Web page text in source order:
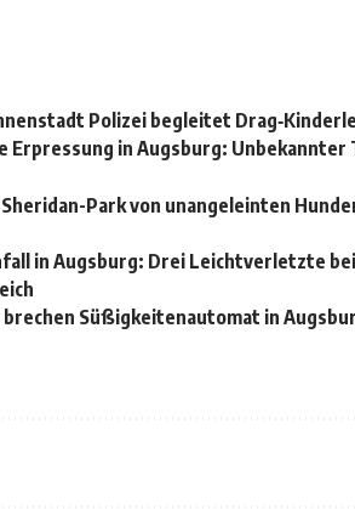
Polizei begleitet
Erpressung in Augsburg:
Sheridan-Park von unangeleinten
in Augsburg: Drei Leichtverletzte
brechen Süßigkeitenautomat in